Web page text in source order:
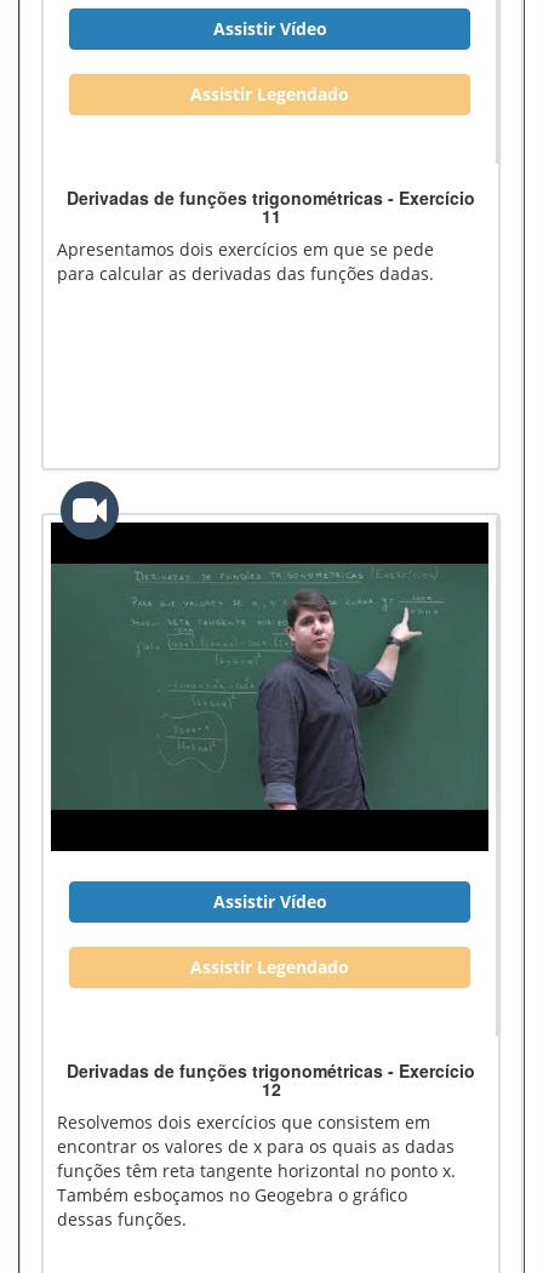
Assistir Vídeo
Assistir Legendado
Derivadas de funções trigonométricas - Exercício
11
Apresentamos dois exercícios em que se pede
para calcular as derivadas das funções dadas.
Assistir Vídeo
Assistir Legendado
Derivadas de funções trigonométricas - Exercício
12
Resolvemos dois exercícios que consistem em
encontrar os valores de x para os quais as dadas
funções têm reta tangente horizontal no ponto x.
Também esboçamos no Geogebra o gráfico
dessas funções.